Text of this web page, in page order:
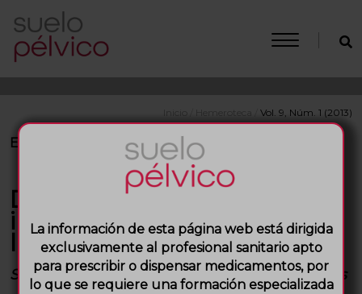
Hemeroteca Vol. 9, Núm. 1 (2013)
ESTADO DE LA CUESTIÓN
Dolor pélvico crónico:
impacto psicológico y sobre
la función sexual
S. Anglès Acedo, C. Ros Cerro, M. Espuña-Pons
La información de esta página web está dirigida
exclusivamente al profesional sanitario apto
para prescribir o dispensar medicamentos, por
lo que se requiere una formación especializada